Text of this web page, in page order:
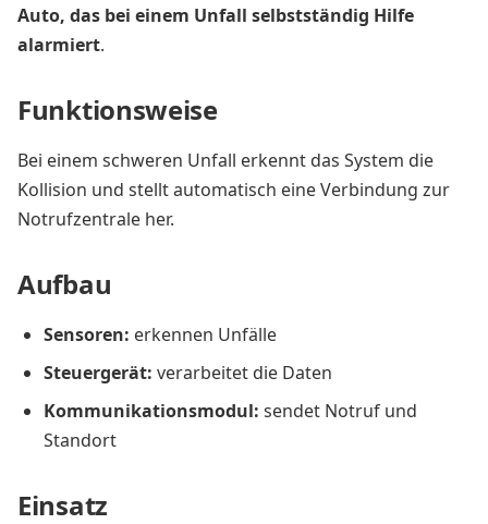
Auto, das bei einem Unfall selbstständig Hilfe
alarmiert.
Funktionsweise
Bei einem schweren Unfall erkennt das System die
Kollision und stellt automatisch eine Verbindung zur
Notrufzentrale her.
Aufbau
Sensoren: erkennen Unfälle
Steuergerät: verarbeitet die Daten
Kommunikationsmodul: sendet Notruf und
Standort
Einsatz